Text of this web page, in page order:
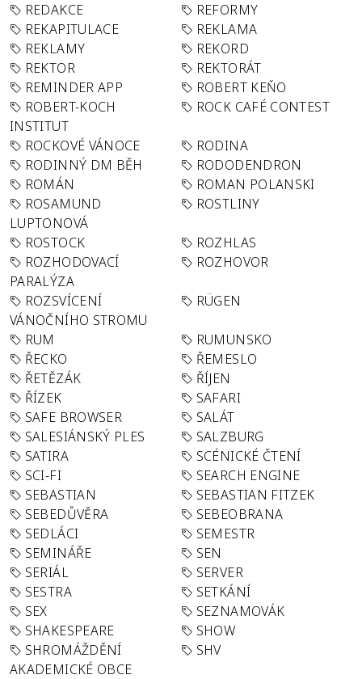
REDAKCE
REFORMY
REKAPITULACE
REKLAMA
REKLAMY
REKORD
REKTOR
REKTORÁT
REMINDER APP
ROBERT KEŇO
ROBERT-KOCH
INSTITUT
ROCK CAFÉ CONTEST
ROCKOVÉ VÁNOCE
RODINA
RODINNÝ DM BĚH
RODODENDRON
ROMÁN
ROMAN POLANSKI
ROSAMUND
LUPTONOVÁ
ROSTLINY
ROSTOCK
ROZHLAS
ROZHODOVACÍ
PARALÝZA
ROZHOVOR
ROZSVÍCENÍ
VÁNOČNÍHO STROMU
RÜGEN
RUM
RUMUNSKO
ŘECKO
ŘEMESLO
ŘETĚZÁK
ŘÍJEN
ŘÍZEK
SAFARI
SAFE BROWSER
SALÁT
SALESIÁNSKÝ PLES
SALZBURG
SATIRA
SCÉNICKÉ ČTENÍ
SCI-FI
SEARCH ENGINE
SEBASTIAN
SEBASTIAN FITZEK
SEBEDŮVĚRA
SEBEOBRANA
SEDLÁCI
SEMESTR
SEMINÁŘE
SEN
SERIÁL
SERVER
SESTRA
SETKÁNÍ
SEX
SEZNAMOVÁK
SHAKESPEARE
SHOW
SHROMÁŽDĚNÍ
AKADEMICKÉ OBCE
SHV